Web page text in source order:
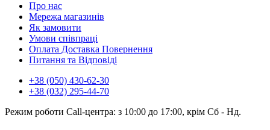
Про нас
Мережа магазинів
Як замовити
Умови співпраці
Оплата Доставка Повернення
Питання та Відповіді
+38 (050) 430-62-30
+38 (032) 295-44-70
Режим роботи Call-центра: з 10:00 до 17:00, крім Сб - Нд.